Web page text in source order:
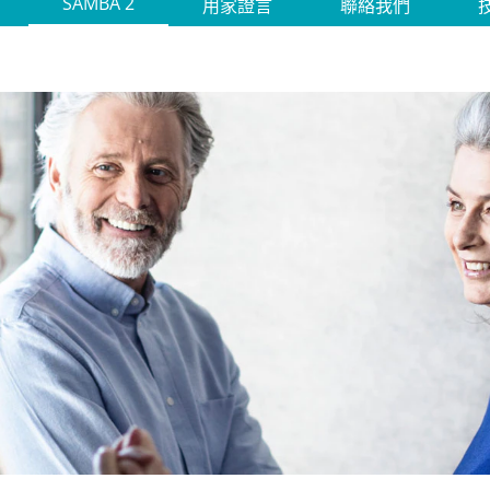
用家證言 聯絡我們